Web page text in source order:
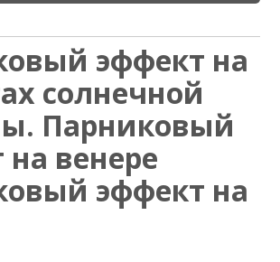
эффект на
солнечной
Парниковый
венере
эффект на